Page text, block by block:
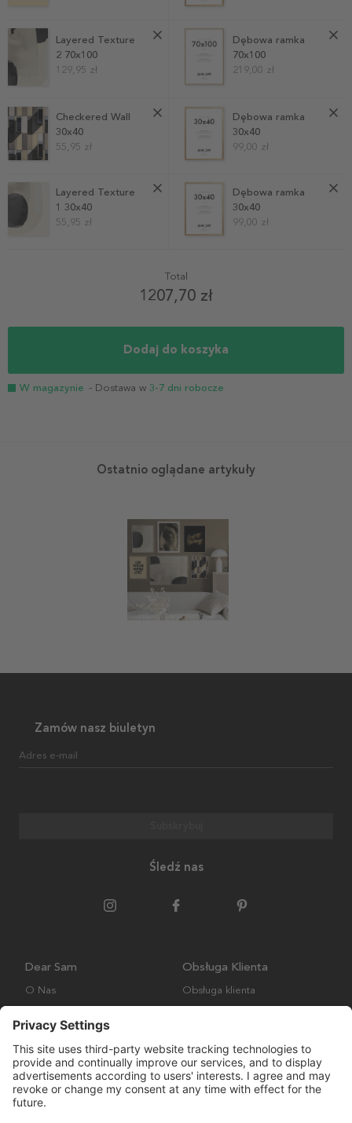
Layered Texture
2 70x100
129,95 zł
Dębowa ramka
70x100
219,00 zł
Checkered Wall
30x40
55,95 zł
Dębowa ramka
30x40
99,00 zł
Layered Texture
1 30x40
55,95 zł
Dębowa ramka
30x40
99,00 zł
Total
1207,70 zł
Dodaj do koszyka
W magazynie - Dostawa w 3-7 dni robocze
Ostatnio oglądane artykuły
Zamów nasz biuletyn
Adres e-mail
Śledź nas
Dear Sam
O Nas
Obsługa Klienta
Obsługa klienta
Wysyłka i Dostawa